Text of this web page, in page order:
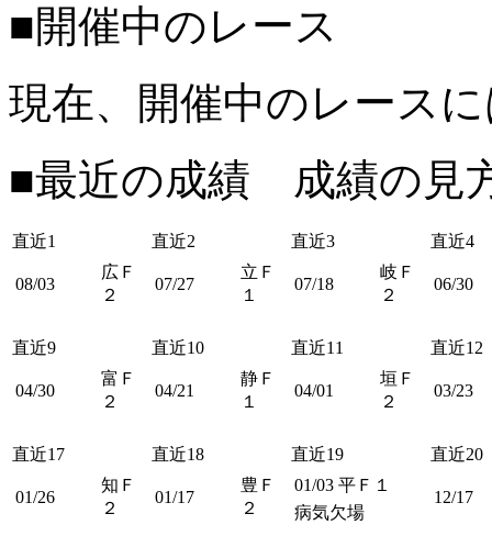
■開催中のレース
現在、開催中のレース
■最近の成績 成績の見
直近1 直近2 直近3 直近4
08/03
広Ｆ
２
07/27
立Ｆ
１
07/18
岐Ｆ
２
06/30
直近9 直近10 直近11 直近12
04/30
富Ｆ
２
04/21
静Ｆ
１
04/01
垣Ｆ
２
03/23
直近17 直近18 直近19 直近20
01/26
知Ｆ
２
01/17
豊Ｆ
２
01/03 平Ｆ１
病気欠場
12/17